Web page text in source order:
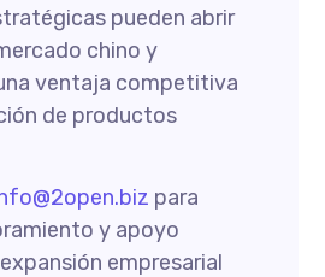
pueden abrir
chino y
ventaja competitiva
de productos
para
y apoyo
empresarial